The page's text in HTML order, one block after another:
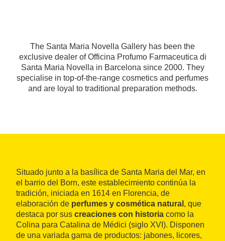
The Santa Maria Novella Gallery has been the
exclusive dealer of Officina Profumo Farmaceutica di
Santa Maria Novella in Barcelona since 2000. They
specialise in top-of-the-range cosmetics and perfumes
and are loyal to traditional preparation methods.
Situado junto a la basílica de Santa Maria del Mar, en
el barrio del Born, este establecimiento continúa la
tradición, iniciada en 1614 en Florencia, de
elaboración de perfumes y cosmética natural , que
destaca por sus creaciones con historia como la
Colina para Catalina de Médici (siglo XVI). Disponen
de una variada gama de productos: jabones, licores,